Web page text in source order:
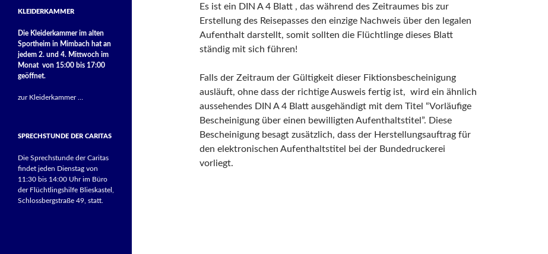
Es ist ein DIN A 4 Blatt , das während des Zeitraumes bis zur
Erstellung des Reisepasses den einzige Nachweis über den legalen
Aufenthalt darstellt, somit sollten die Flüchtlinge dieses Blatt
ständig mit sich führen!
Falls der Zeitraum der Gültigkeit dieser Fiktionsbescheinigung
ausläuft, ohne dass der richtige Ausweis fertig ist, wird ein ähnlich
aussehendes DIN A 4 Blatt ausgehändigt mit dem Titel “Vorläufige
Bescheinigung über einen bewilligten Aufenthaltstitel”. Diese
Bescheinigung besagt zusätzlich, dass der Herstellungsauftrag für
den elektronischen Aufenthaltstitel bei der Bundedruckerei
vorliegt.
KLEIDERKAMMER
Die Kleiderkammer im alten
Sportheim in Mimbach hat an
jedem 2. und 4. Mittwoch im
Monat von 15:00 bis 17:00
geöffnet.
zur Kleiderkammer …
SPRECHSTUNDE DER CARITAS
Die Sprechstunde der Caritas
findet jeden Dienstag von
11:30 bis 14:00 Uhr im Büro
der Flüchtlingshilfe Blieskastel,
Schlossbergstraße 49, statt.